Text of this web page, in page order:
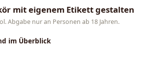
mit eigenem Etikett gestalten
oder Logo hoch, wähle einen
Abgabe nur an Personen ab 18 Jahren.
im Überblick